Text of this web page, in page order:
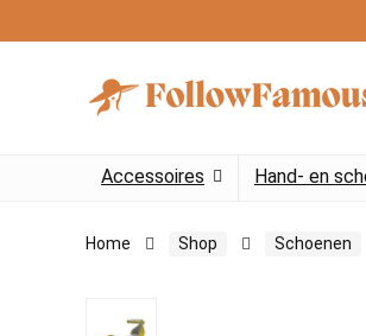
Accessoires Hand- en
Home Shop Schoenen